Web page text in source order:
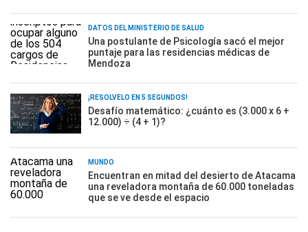
DATOS DEL MINISTERIO DE SALUD
Una postulante de Psicología sacó el mejor
puntaje para las residencias médicas de
Mendoza
¡RESOLVELO EN 5 SEGUNDOS!
Desafío matemático: ¿cuánto es (3.000 x 6 +
12.000) ÷ (4 + 1)?
MUNDO
Encuentran en mitad del desierto de Atacama
una reveladora montaña de 60.000 toneladas
que se ve desde el espacio